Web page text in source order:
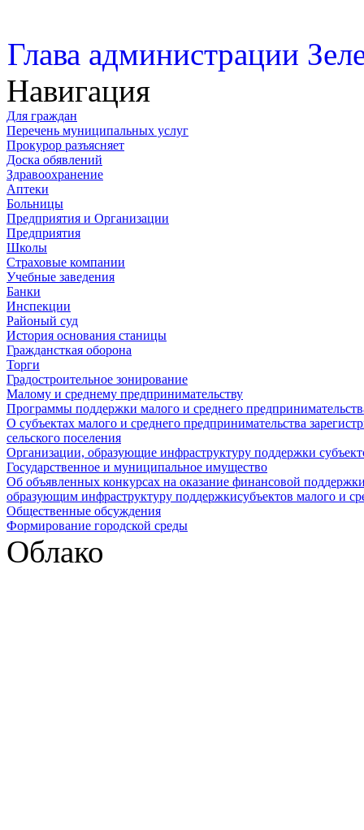
Глава администрации
Навигация
Для граждан
Перечень муниципальных услуг
Прокурор разъясняет
Доска обявлений
Здравоохранение
Аптеки
Больницы
Предприятия и Организации
Предприятия
Школы
Страховые компании
Учебные заведения
Банки
Инспекции
Районый суд
История основания станицы
Граждансткая оборона
Торги
Градостроительное зонирование
Малому и среднему предпринимательству
Программы поддержки малого и среднего
О субъектах малого и среднего предпринимательства
сельского поселения
Организации, образующие инфраструктуру поддержки
Государственное и муниципальное имущество
Об объявленных конкурсах на оказание финансовой
образующим инфраструктуру поддержкисубъектов малого и
Общественные обсуждения
Формирование городской среды
Облако